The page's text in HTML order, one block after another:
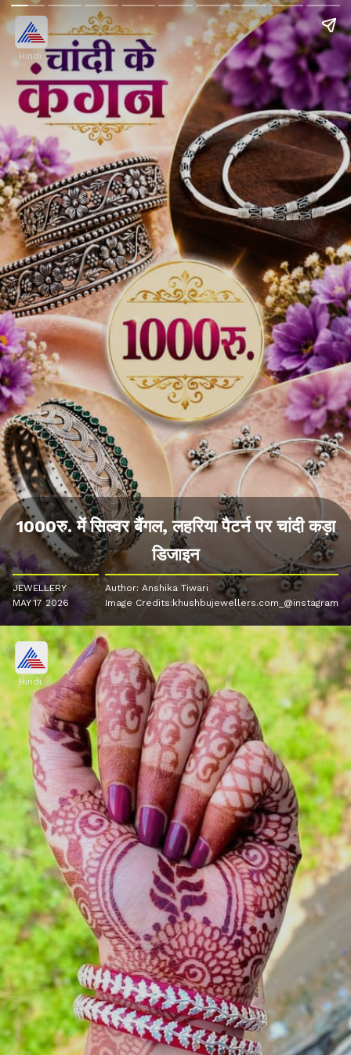
Hindi
1000रु. में सिल्वर बैंगल, लहरिया पैटर्न पर चांदी कड़ा
डिजाइन
JEWELLERY
MAY 17 2026
Author: Anshika Tiwari
Image Credits:khushbujewellers.com_@instagram
Hindi